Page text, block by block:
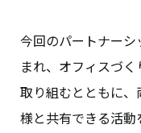
今回のパートナー
まれ、オフィスづ
取り組むとともに
様と共有できる活動